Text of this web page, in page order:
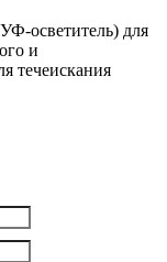
осветитель) для
и
течеискания